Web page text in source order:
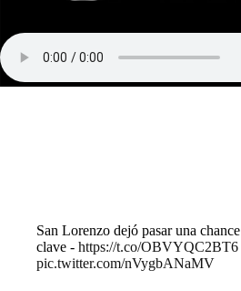
San Lorenzo dejó pasar una chance
clave - https://t.co/OBVYQC2BT6
pic.twitter.com/nVygbANaMV